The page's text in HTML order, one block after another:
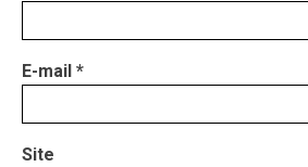
E-mail *
Site